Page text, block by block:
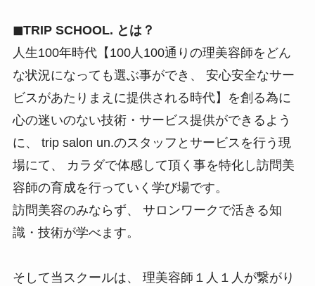
◼TRIP SCHOOL. とは？
人生100年時代【100人100通りの理美容師をどん
な状況になっても選ぶ事ができ、 安心安全なサー
ビスがあたりまえに提供される時代】を創る為に
心の迷いのない技術・サービス提供ができるよう
に、 trip salon un.のスタッフとサービスを行う現
場にて、 カラダで体感して頂く事を特化し訪問美
容師の育成を行っていく学び場です。
訪問美容のみならず、 サロンワークで活きる知
識・技術が学べます。
そして当スクールは、 理美容師１人１人が繋がり